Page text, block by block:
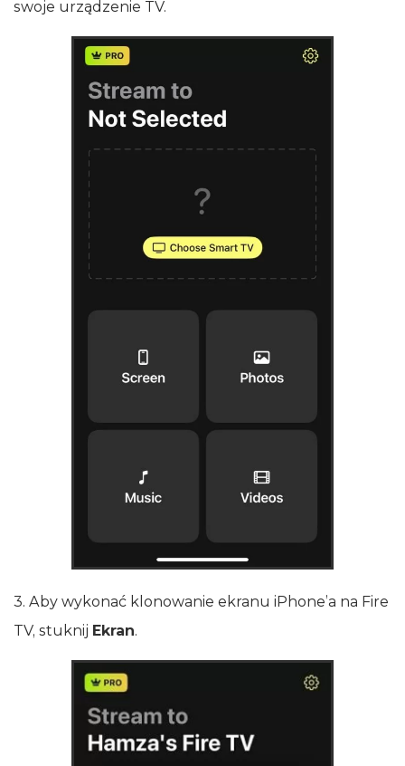
swoje urządzenie TV.
3. Aby wykonać klonowanie ekranu iPhone’a na Fire
TV, stuknij Ekran.